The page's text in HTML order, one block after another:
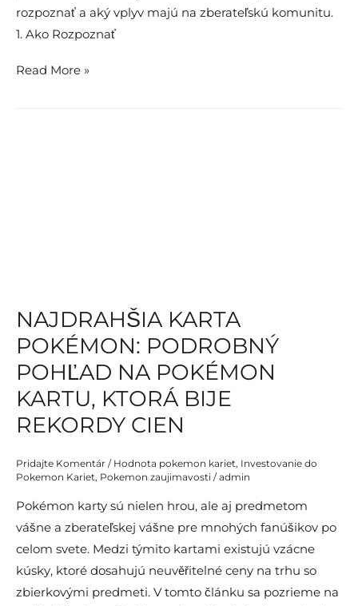
rozpoznať a aký vplyv majú na zberateľskú komunitu.
1. Ako Rozpoznať
Falošné
Read More »
NAJDRAHŠIA KARTA
POKÉMON: PODROBNÝ
POHĽAD NA POKÉMON
KARTU, KTORÁ BIJE
REKORDY CIEN
Pridajte Komentár / Hodnota pokemon kariet, Investovanie do
Pokemon Kariet, Pokemon zaujimavosti / admin
Pokémon karty sú nielen hrou, ale aj predmetom
vášne a zberateľskej vášne pre mnohých fanúšikov po
celom svete. Medzi týmito kartami existujú vzácne
kúsky, ktoré dosahujú neuvěřitelné ceny na trhu so
zbierkovými predmeti. V tomto článku sa pozrieme na